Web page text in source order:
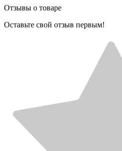
Отзывы о товаре
Оставьте свой отзыв первым!